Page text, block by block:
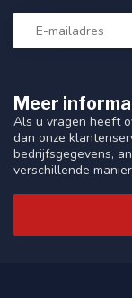
Meer
Als u vragen heeft
dan onze
bedrijfsgegevens,
verschillende